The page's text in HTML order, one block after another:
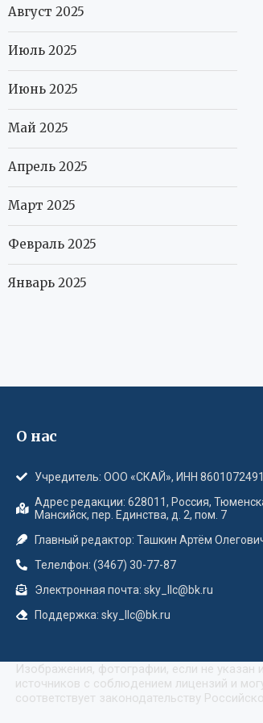
Август 2025
Июль 2025
Июнь 2025
Май 2025
Апрель 2025
Март 2025
Февраль 2025
Январь 2025
О нас
Учредитель: ООО «СКАЙ», ИНН
Адрес редакции: 628011, Россия,
Мансийск, пер. Единства, д. 2, пом. 7
Главный редактор: Ташкин Артём
Телелфон: (3467) 30-77-87
Электронная почта: sky_llc@bk.ru
Поддержка: sky_llc@bk.ru
Изображения, фотографии, если не указан
источников с соблюдением лицензий и
соответствует законодательству